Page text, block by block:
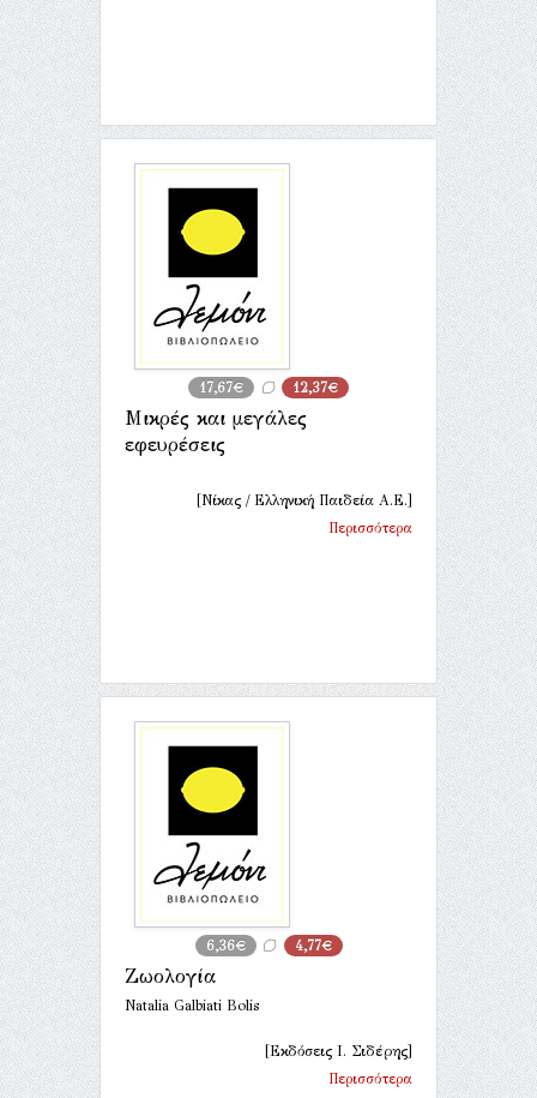
17,67€ 12,37€
Μικρές και μεγάλες
εφευρέσεις
[Νίκας / Ελληνική Παιδεία Α.Ε.]
Περισσότερα
6,36€ 4,77€
Ζωολογία
Natalia Galbiati Bolis
[Εκδόσεις Ι. Σιδέρης]
Περισσότερα